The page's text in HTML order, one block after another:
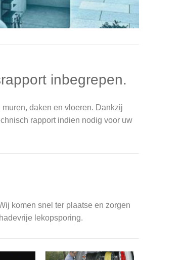
inbegrepen.
daken en vloeren. Dankzij
rapport indien nodig voor uw
komen snel ter plaatse en zorgen
lekopsporing.